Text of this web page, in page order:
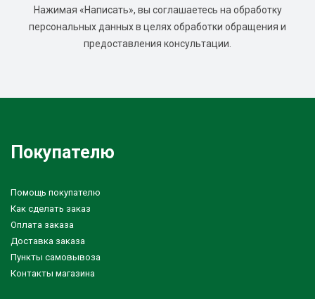
Нажимая «Написать», вы соглашаетесь на обработку
персональных данных в целях обработки обращения и
предоставления консультации.
Покупателю
Помощь покупателю
Как сделать заказ
Оплата заказа
Доставка заказа
Пункты самовывоза
Контакты магазина